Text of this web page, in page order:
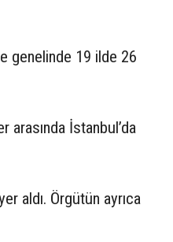
genelinde 19 ilde 26
arasında İstanbul’da
aldı. Örgütün ayrıca